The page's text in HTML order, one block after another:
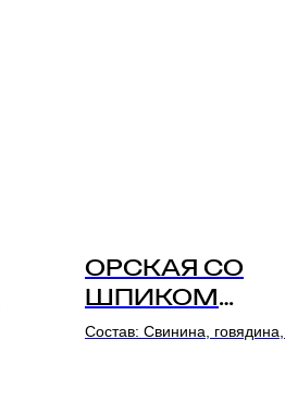
ОРСКАЯ СО
ШПИКОМ
(ЦЕЛЛОФАН)
Состав: Свинина,